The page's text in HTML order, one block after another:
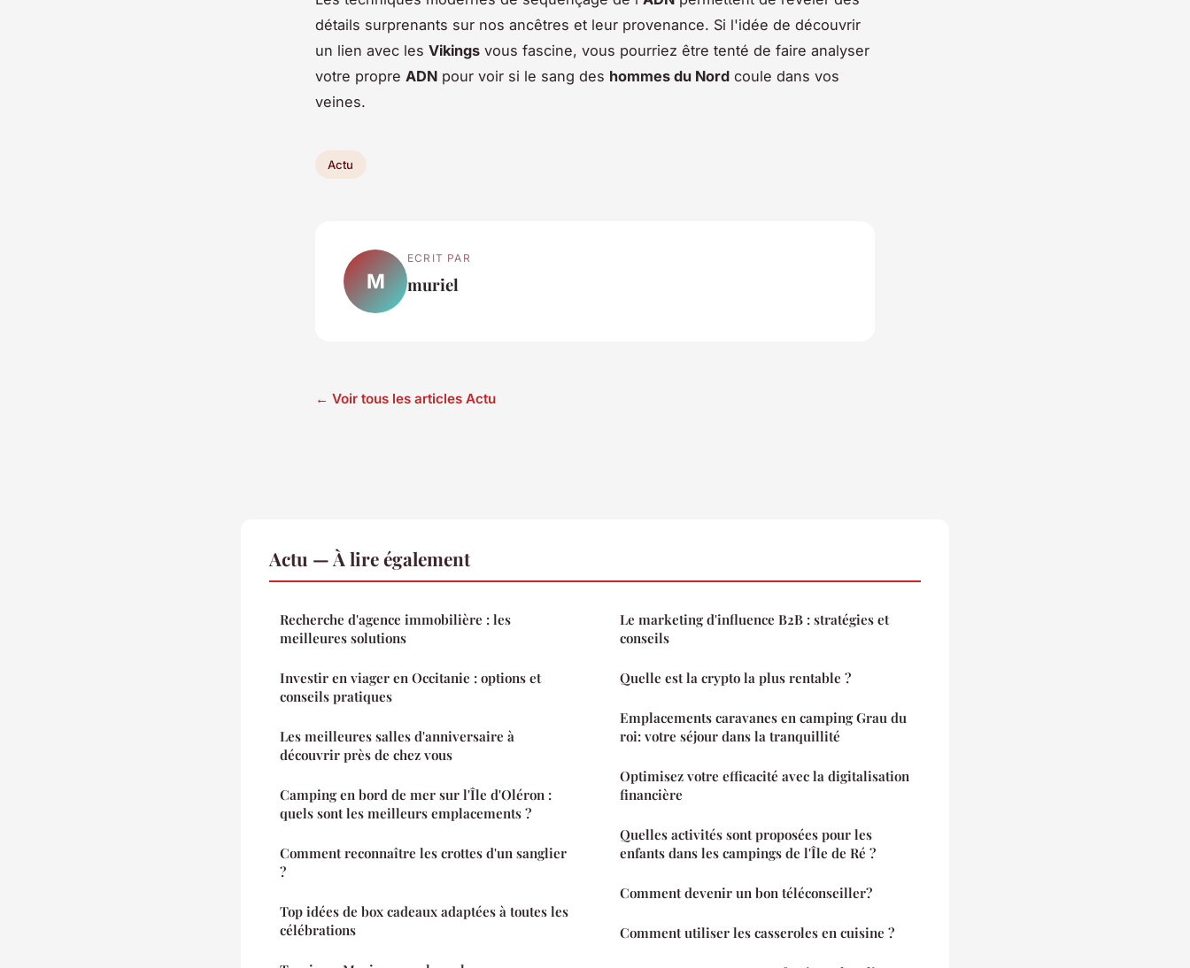
détails surprenants sur nos ancêtres et leur provenance. Si l'idée de découvrir
un lien avec les Vikings vous fascine, vous pourriez être tenté de faire analyser
votre propre ADN pour voir si le sang des hommes du Nord coule dans vos
veines.
Actu
M
ECRIT PAR
muriel
← Voir tous les articles Actu
Actu — À lire également
Recherche d'agence immobilière : les
meilleures solutions
Investir en viager en Occitanie : options et
conseils pratiques
Les meilleures salles d'anniversaire à
découvrir près de chez vous
Camping en bord de mer sur l'Île d'Oléron :
quels sont les meilleurs emplacements ?
Comment reconnaître les crottes d'un sanglier
?
Top idées de box cadeaux adaptées à toutes les
célébrations
Le marketing d'influence B2B : stratégies et
conseils
Quelle est la crypto la plus rentable ?
Emplacements caravanes en camping Grau du
roi: votre séjour dans la tranquillité
Optimisez votre efficacité avec la digitalisation
financière
Quelles activités sont proposées pour les
enfants dans les campings de l'Île de Ré ?
Comment devenir un bon téléconseiller?
Comment utiliser les casseroles en cuisine ?